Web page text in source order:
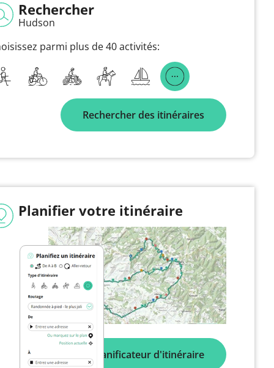
Rechercher
Hudson
parmi plus de 40 activités:
Rechercher des itinéraires
Planifier votre itinéraire
Planificateur d'itinéraire